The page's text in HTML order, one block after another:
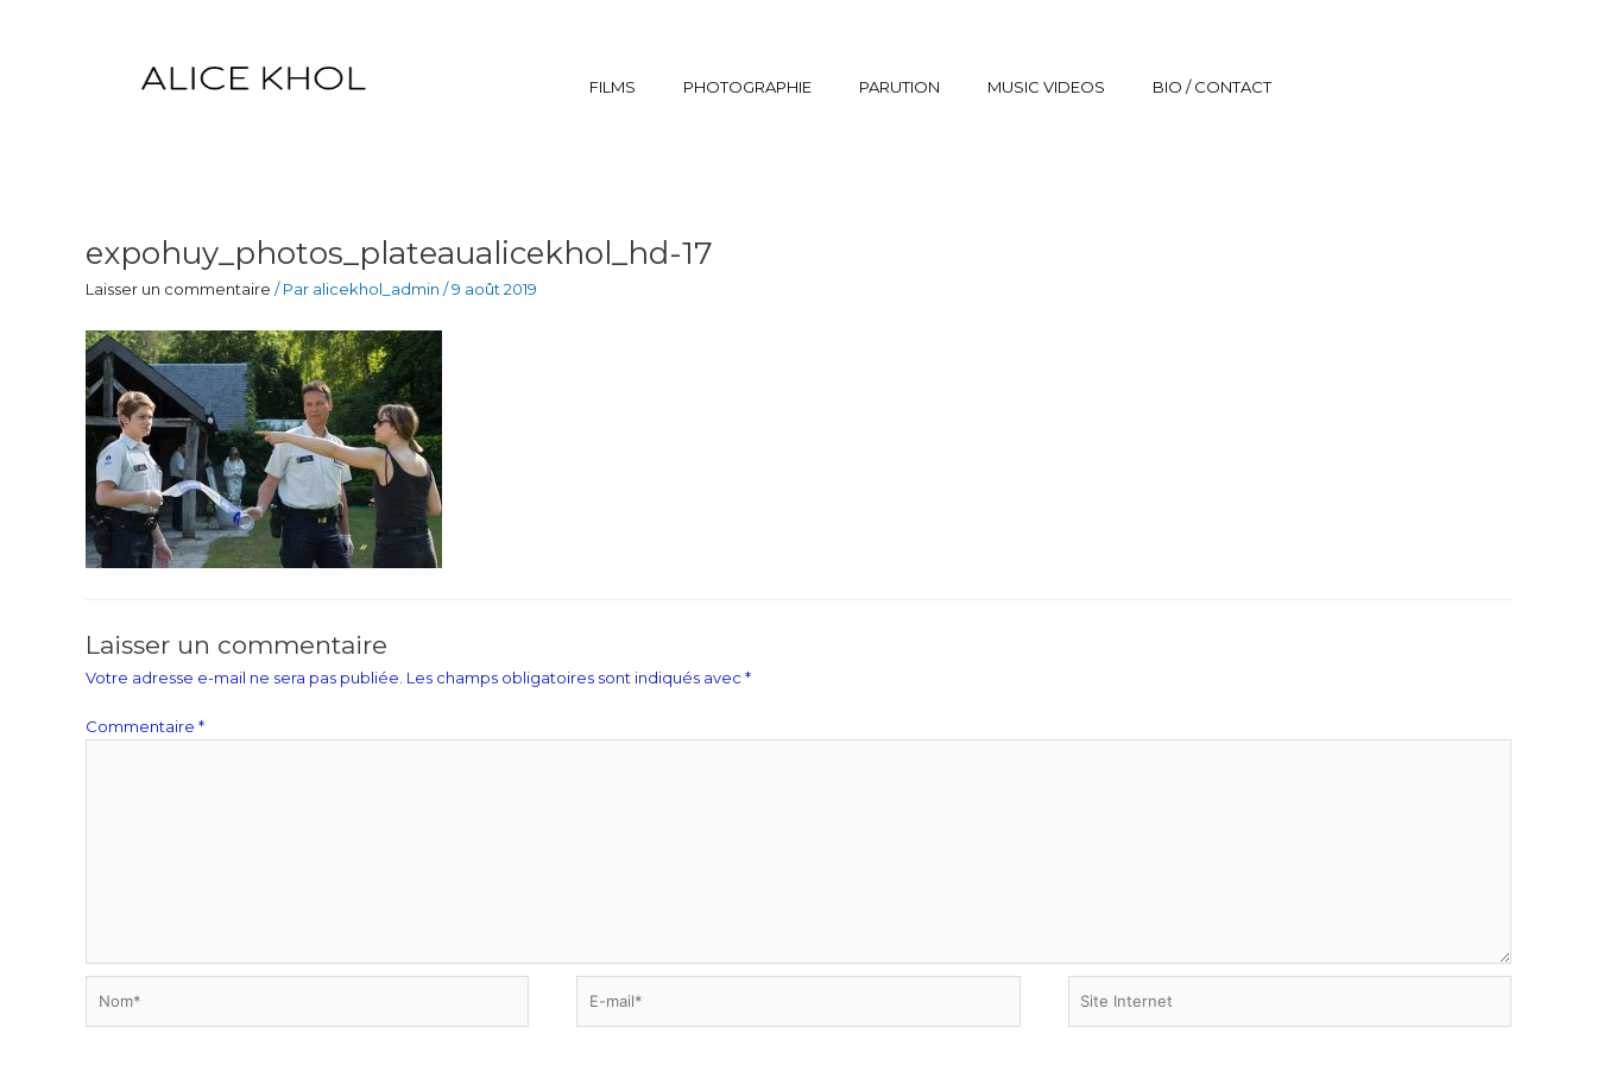
FILMS
PHOTOGRAPHIE PARUTION MUSIC VIDEOS BIO / CONTACT
expohuy_photos_plateaualicekhol_hd-17
Laisser un commentaire / Par alicekhol_admin /9 août 2019
Laisser un commentaire
Votre adresse e-mail ne sera pas publiée. Les champs obligatoires sont indiqués avec *
Commentaire *
mail*
Internet